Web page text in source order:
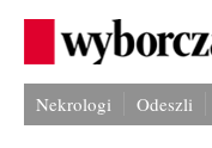
Nekrologi Odeszli